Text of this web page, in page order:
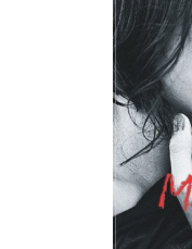
Рейтинги
обсуждаемые